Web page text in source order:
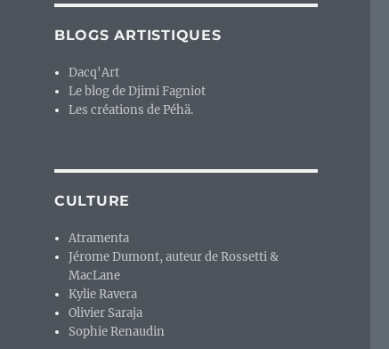
BLOGS ARTISTIQUES
Dacq'Art
Le blog de Djimi Fagniot
Les créations de Péhä.
CULTURE
Atramenta
Jérome Dumont, auteur de Rossetti &
MacLane
Kylie Ravera
Olivier Saraja
Sophie Renaudin